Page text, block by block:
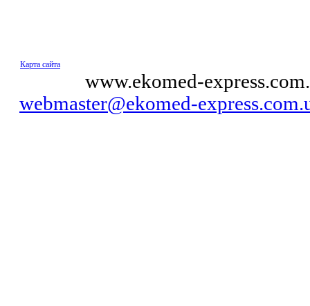
Карта сайта
www.ekomed-
webmaster@ekomed-